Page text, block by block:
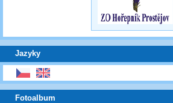
Jazyky
Fotoalbum